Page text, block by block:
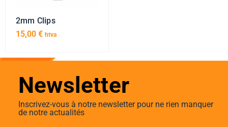
2mm Clips
15,00 € htva
Newsletter
Inscrivez-vous à notre newsletter pour ne rien manquer
de notre actualités